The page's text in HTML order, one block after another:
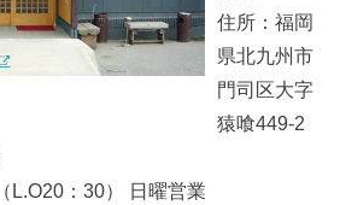
住所：福岡
県北九州市
門司区大字
猿喰449-2
L.O20：30） 日曜営業